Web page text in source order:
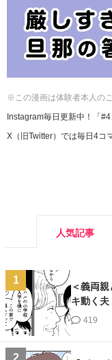
※この漫画は体験者本人の
Instagram毎日更新中！「
X（旧Twitter）では毎日4コ
人気記事
1
＜義両
キ動く夫
419